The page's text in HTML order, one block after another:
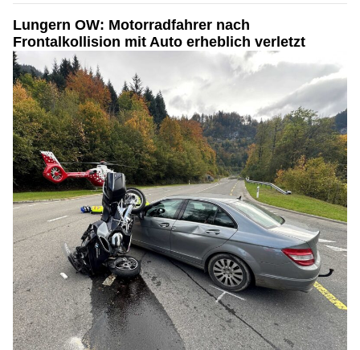
Lungern OW: Motorradfahrer nach
Frontalkollision mit Auto erheblich verletzt